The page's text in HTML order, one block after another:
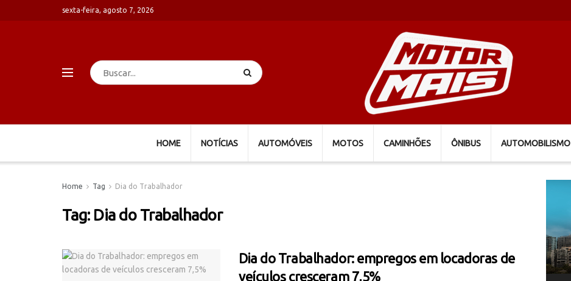
sexta-feira, agosto 7, 2026
HOME NOTÍCIAS AUTOMÓVEIS MOTOS CAMINHÕES ÔNIBUS AUTOMOBILISMO
Home Tag Dia do Trabalhador
Tag: Dia do Trabalhador
Dia do Trabalhador: empregos em locadoras de
veículos cresceram 7,5%